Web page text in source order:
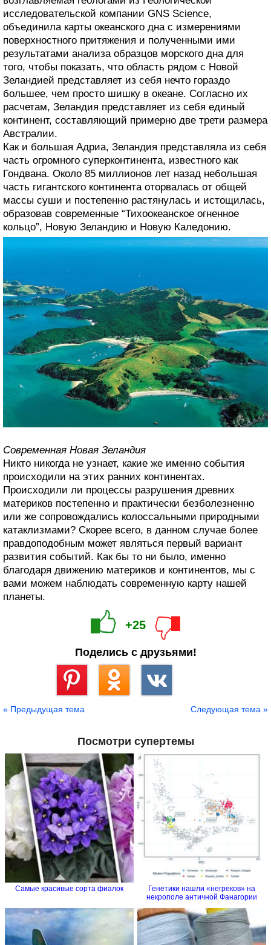
исследовательской компании GNS Science,
объединила карты океанского дна с измерениями
поверхностного притяжения и полученными ими
результатами анализа образцов морского дна для
того, чтобы показать, что область рядом с Новой
Зеландией представляет из себя нечто гораздо
большее, чем просто шишку в океане. Согласно их
расчетам, Зеландия представляет из себя единый
континент, составляющий примерно две трети размера
Австралии.
Как и большая Адриа, Зеландия представляла из себя
часть огромного суперконтинента, известного как
Гондвана. Около 85 миллионов лет назад небольшая
часть гигантского континента оторвалась от общей
массы суши и постепенно растянулась и истощилась,
образовав современные “Тихоокеанское огненное
кольцо”, Новую Зеландию и Новую Каледонию.
Современная Новая Зеландия
Никто никогда не узнает, какие же именно события
происходили на этих ранних континентах.
Происходили ли процессы разрушения древних
материков постепенно и практически безболезненно
или же сопровождались колоссальными природными
катаклизмами? Скорее всего, в данном случае более
правдоподобным может являться первый вариант
развития событий. Как бы то ни было, именно
благодаря движению материков и континентов, мы с
вами можем наблюдать современную карту нашей
планеты.
+25
Поделись с друзьями!
« Предыдущая тема Следующая тема »
Посмотри супертемы
Самые красивые сорта фиалок
Генетики нашли «негреков» на
некрополе античной Фанагории